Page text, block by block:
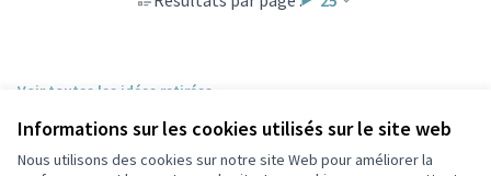
Informations sur les cookies utilisés sur le site web
Nous utilisons des cookies sur notre site Web pour améliorer la
Voir toutes les idées retirées
Conditions d'utilisation